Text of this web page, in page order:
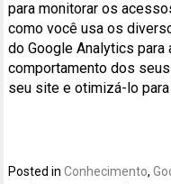
para monitorar os
como você usa os
do Google Analytics para
comportamento dos
seu site e otimizá-lo
Posted inConhecimento,